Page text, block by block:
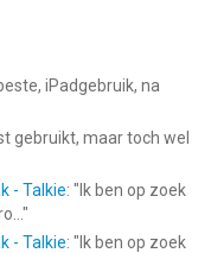
iPadgebruik, na
gebruikt, maar toch wel
- Talkie: " Ik ben op zoek
"
- Talkie: " Ik ben op zoek